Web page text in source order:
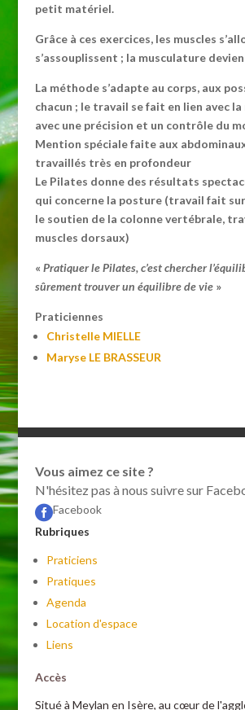
petit matériel.
Grâce à ces exercices, les muscles
s’assouplissent ; la musculature
La méthode s’adapte au corps, aux
chacun ; le travail se fait en lien avec
avec une précision et un contrôle du
Mention spéciale faite aux
travaillés très en profondeur
Le Pilates donne des résultats
qui concerne la posture (travail fait
le soutien de la colonne vertébrale,
muscles dorsaux)
« Pratiquer le Pilates, c’est chercher
sûrement trouver un équilibre de vie»
Praticiennes
Christelle MIELLE
Maryse LE BRASSEUR
Vous aimez ce site ?
N'hésitez pas à nous suivre sur
Facebook
Rubriques
Praticiens
Pratiques
Agenda
Location d'espace
Liens
Accès
Situé à Meylan en Isère, au cœur de